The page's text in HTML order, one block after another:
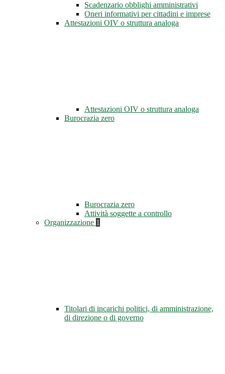
Scadenzario obblighi amministrativi
Oneri informativi per cittadini e imprese
Attestazioni OIV o struttura analoga
Attestazioni OIV o struttura analoga
Burocrazia zero
Burocrazia zero
Attività soggette a controllo
Organizzazione 1
Titolari di incarichi politici, di amministrazione,
di direzione o di governo